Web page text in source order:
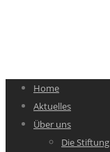
Home
Aktuelles
Über uns
Die Stiftung